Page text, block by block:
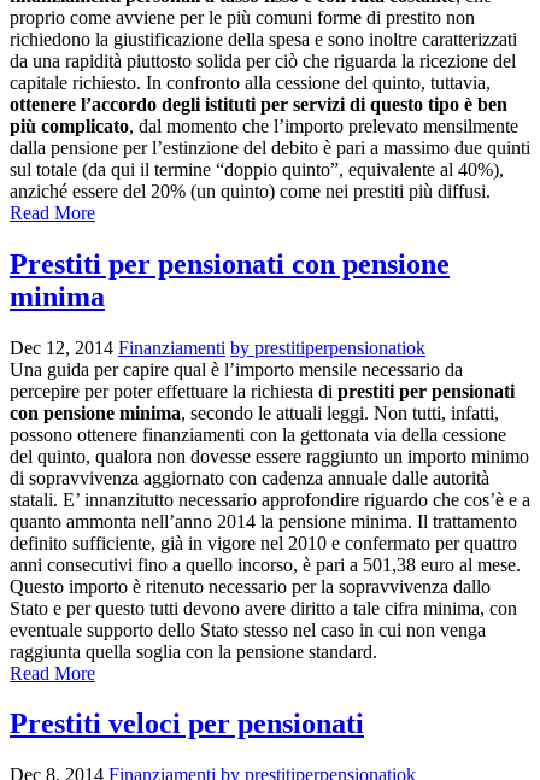
proprio come avviene per le più comuni forme di prestito non
richiedono la giustificazione della spesa e sono inoltre caratterizzati
da una rapidità piuttosto solida per ciò che riguarda la ricezione del
capitale richiesto. In confronto alla cessione del quinto, tuttavia,
ottenere l’accordo degli istituti per servizi di questo tipo è ben
più complicato, dal momento che l’importo prelevato mensilmente
dalla pensione per l’estinzione del debito è pari a massimo due quinti
sul totale (da qui il termine “doppio quinto”, equivalente al 40%),
anziché essere del 20% (un quinto) come nei prestiti più diffusi.
Read More
Prestiti per pensionati con pensione
minima
Dec 12, 2014 Finanziamenti by prestitiperpensionatiok
Una guida per capire qual è l’importo mensile necessario da
percepire per poter effettuare la richiesta di prestiti per pensionati
con pensione minima, secondo le attuali leggi. Non tutti, infatti,
possono ottenere finanziamenti con la gettonata via della cessione
del quinto, qualora non dovesse essere raggiunto un importo minimo
di sopravvivenza aggiornato con cadenza annuale dalle autorità
statali. E’ innanzitutto necessario approfondire riguardo che cos’è e a
quanto ammonta nell’anno 2014 la pensione minima. Il trattamento
definito sufficiente, già in vigore nel 2010 e confermato per quattro
anni consecutivi fino a quello incorso, è pari a 501,38 euro al mese.
Questo importo è ritenuto necessario per la sopravvivenza dallo
Stato e per questo tutti devono avere diritto a tale cifra minima, con
eventuale supporto dello Stato stesso nel caso in cui non venga
raggiunta quella soglia con la pensione standard.
Read More
Prestiti veloci per pensionati
Dec 8, 2014 Finanziamenti by prestitiperpensionatiok